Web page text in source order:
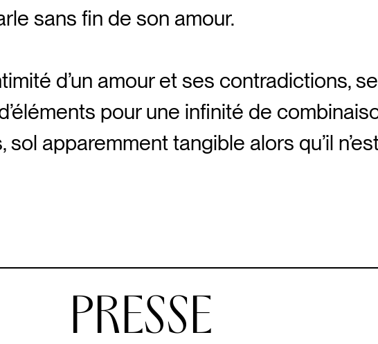
sans fin de son amour.
d’un amour et ses contradictions,
pour une infinité de
apparemment tangible alors qu’il
PRESSE